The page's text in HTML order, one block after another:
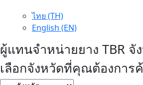
ไทย (TH)
English (EN)
ผู้แทนจำหน่ายยาง TBR จั
เลือกจังหวัดที่คุณต้องการ